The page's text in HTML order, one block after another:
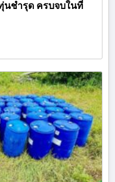
ชำรุด ครบจบในที่